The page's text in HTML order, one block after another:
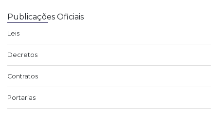
Publicações Oficiais
Leis
Decretos
Contratos
Portarias